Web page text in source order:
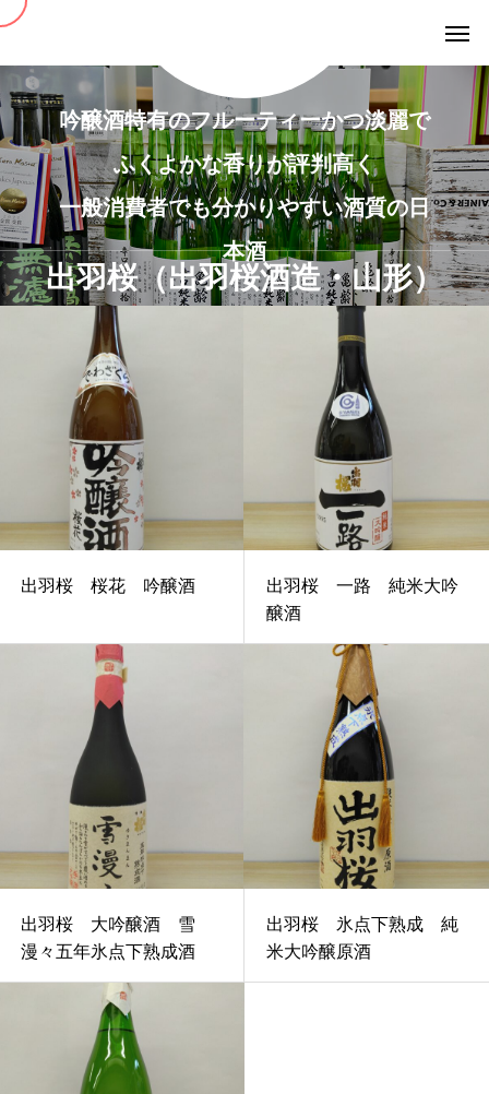
吟醸酒特有のフルーティーかつ淡麗で
ふくよかな香りが評判高く
一般消費者でも分かりやすい酒質の日
本酒
出羽桜（出羽桜酒造・山形）
出羽桜 桜花 吟醸酒
出羽桜 一路 純米大吟
醸酒
出羽桜 大吟醸酒 雪
漫々五年氷点下熟成酒
出羽桜 氷点下熟成 純
米大吟醸原酒